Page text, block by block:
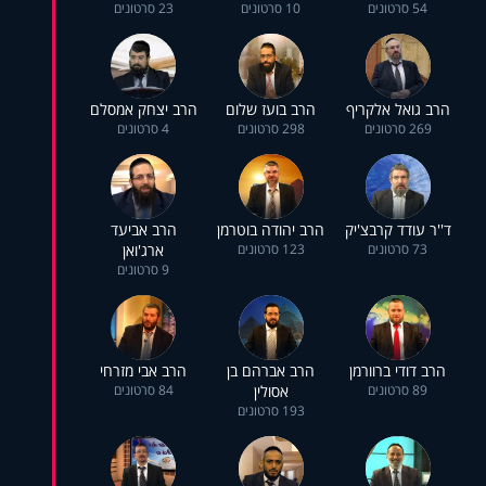
54 סרטונים 10 סרטונים 23 סרטונים
הרב גואל אלקריף
269 סרטונים
הרב בועז שלום
298 סרטונים
הרב יצחק אמסלם
4 סרטונים
ד''ר עודד קרבצ'יק
73 סרטונים
הרב יהודה בוטרמן
123 סרטונים
הרב אביעד
ארג'ואן
9 סרטונים
הרב דודי ברוורמן
89 סרטונים
הרב אברהם בן
אסולין
193 סרטונים
הרב אבי מזרחי
84 סרטונים